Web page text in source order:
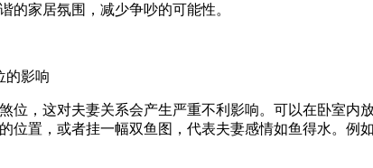
的家居氛围，减少争吵的可能性。
的影响
位，这对夫妻关系会产生严重不利影响。可以在卧室
位置，或者挂一幅双鱼图，代表夫妻感情如鱼得水。